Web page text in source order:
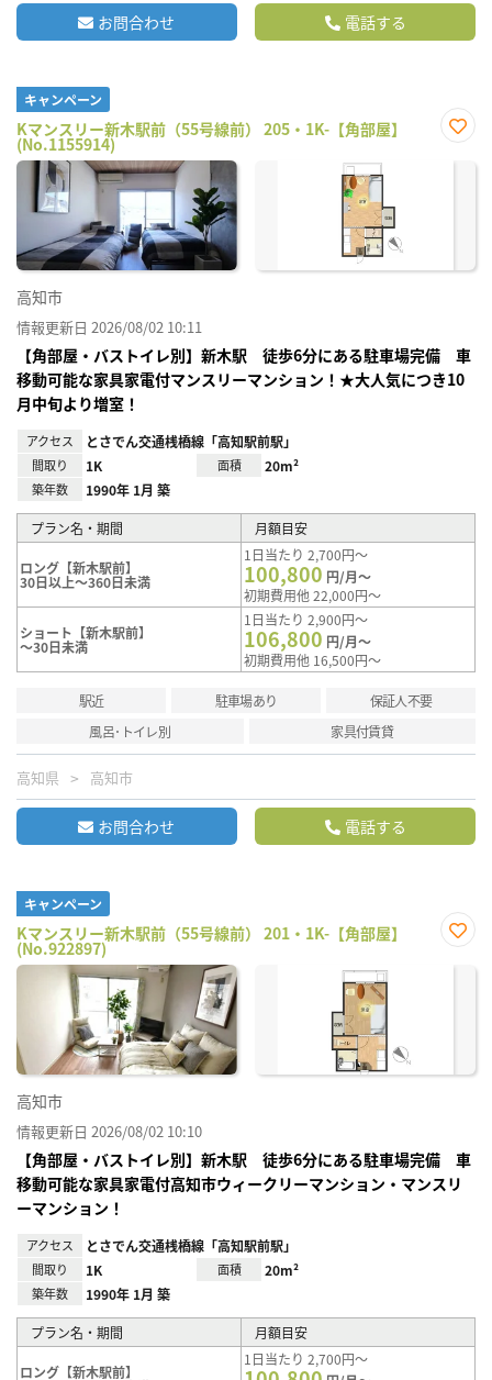
お問合わせ 電話する
キャンペーン
Kマンスリー新木駅前（55号線前） 205・1K-【角部屋】
(No.1155914)
に入
高知市
情報更新日 2026/08/02 10:11
【角部屋・バストイレ別】新木駅 徒歩6分にある駐車場完備 車
移動可能な家具家電付マンスリーマンション！★大人気につき10
月中旬より増室！
アクセス とさでん交通桟橋線「高知駅前駅」
間取り 1K 面積 20m²
築年数 1990年 1月 築
プラン名・期間 月額目安
ロング【新木駅前】
30日以上～360日未満
1日当たり 2,700円～
100,800 円/月～
初期費用他 22,000円～
ショート【新木駅前】
～30日未満
1日当たり 2,900円～
106,800 円/月～
初期費用他 16,500円～
駅近 駐車場あり
保証人不要
風呂･トイレ別
家具付賃貸
高知県 高知市
お問合わせ 電話する
キャンペーン
Kマンスリー新木駅前（55号線前） 201・1K-【角部屋】
(No.922897)
に入
高知市
情報更新日 2026/08/02 10:10
【角部屋・バストイレ別】新木駅 徒歩6分にある駐車場完備 車
移動可能な家具家電付高知市ウィークリーマンション・マンスリ
ーマンション！
アクセス とさでん交通桟橋線「高知駅前駅」
間取り 1K 面積 20m²
築年数 1990年 1月 築
プラン名・期間 月額目安
ロング【新木駅前】
1日当たり 2,700円～